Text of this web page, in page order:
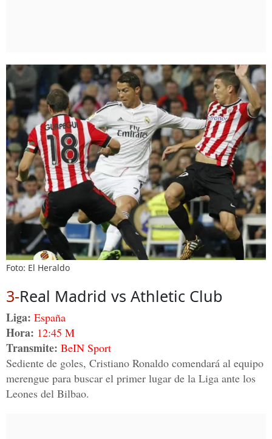
Foto: El Heraldo
3-Real Madrid vs Athletic Club
Liga: España
Hora: 12:45 M
Transmite: BeIN Sport
Sediente de goles, Cristiano Ronaldo comendará al equipo
merengue para buscar el primer lugar de la Liga ante los
Leones del Bilbao.